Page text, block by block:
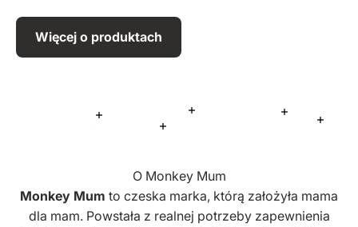
Więcej o produktach
Więcej
Więcej informacji Więcej informacji
O Monkey Mum
Monkey Mum to czeska marka, którą założyła mama
dla mam. Powstała z realnej potrzeby zapewnienia